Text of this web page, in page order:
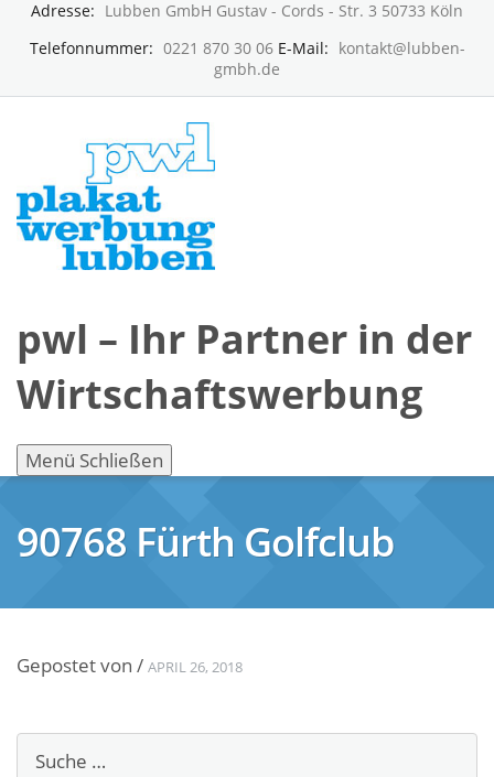
Adresse: Lubben GmbH Gustav - Cords - Str. 3 50733 Köln
Telefonnummer: 0221 870 30 06E-Mail: kontakt@lubben-
gmbh.de
pwl – Ihr Partner in der
Wirtschaftswerbung
Menü Schließen
90768 Fürth Golfclub
Gepostet von / APRIL 26, 2018